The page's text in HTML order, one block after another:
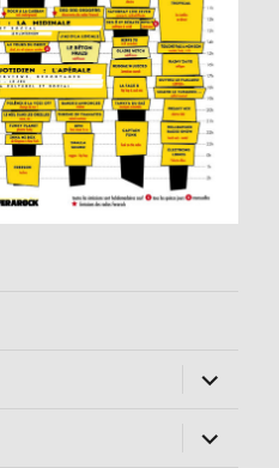
ouvrir
menu
ouvrir